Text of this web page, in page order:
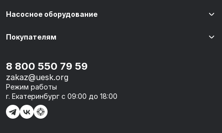
Насосное оборудование
Покупателям
8 800 550 79 59
zakaz@uesk.org
Режим работы
г. Екатеринбург с 09:00 до 18:00